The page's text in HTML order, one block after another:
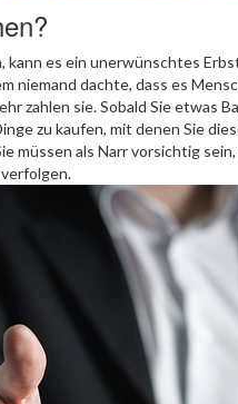
kann es ein unerwünschtes
niemand dachte, dass es
zahlen sie. Sobald Sie etwas
zu kaufen, mit denen Sie
müssen als Narr vorsichtig